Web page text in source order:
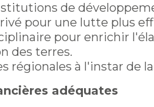
de
pour une lutte plus
pour enrichir
des terres.
à l'instar de la
adéquates